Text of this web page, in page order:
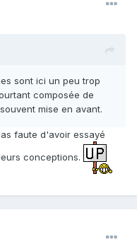
sont ici un peu trop
composée de
mise en avant.
faute d'avoir essayé
conceptions.